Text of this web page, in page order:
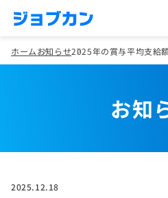
ホームお知らせ2025年の賞与平均支給
お知
2025.12.18